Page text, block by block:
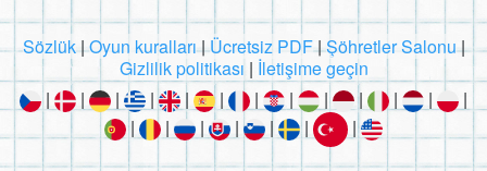
Sözlük|Oyun kuralları|Ücretsiz PDF|Şöhretler Salonu|
Gizlilik politikası | İletişime geçin
|
| | | | | | | | | | |
|
|
| | | | | |